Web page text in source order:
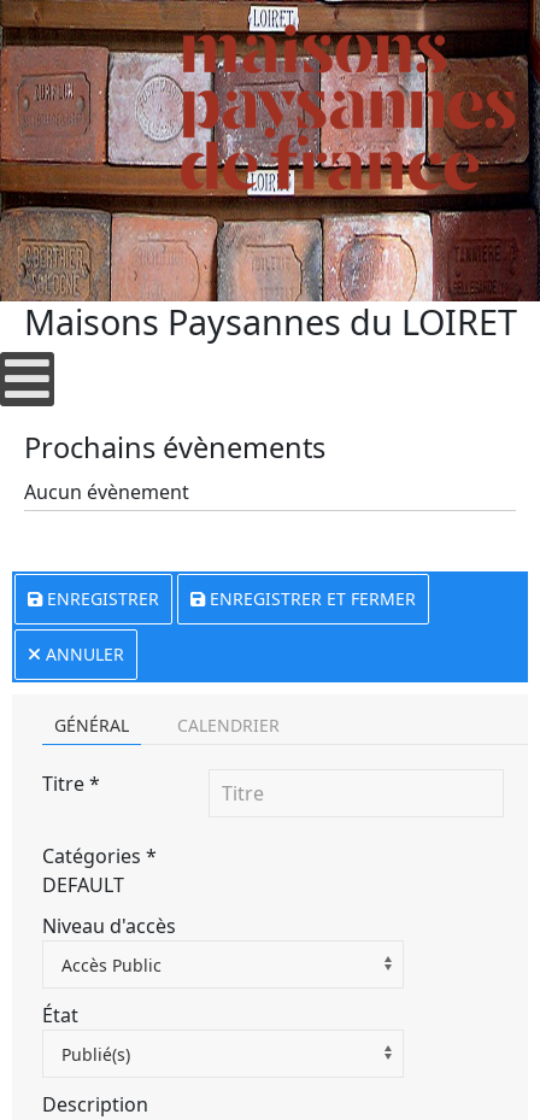
Maisons Paysannes du LOIRET
Prochains évènements
Aucun évènement
ENREGISTRER ENREGISTRER ET FERMER
ANNULER
GÉNÉRAL CALENDRIER
Titre*
Catégories *
DEFAULT
Niveau d'accès
Accès Public
État
Publié(s)
Description